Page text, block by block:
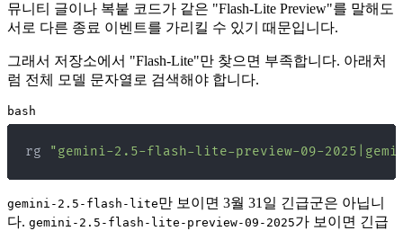
뮤니티 글이나 복붙 코드가 같은 "Flash-Lite Preview"를 말해도
서로 다른 종료 이벤트를 가리킬 수 있기 때문입니다.
그래서 저장소에서 "Flash-Lite"만 찾으면 부족합니다. 아래처
럼 전체 모델 문자열로 검색해야 합니다.
bash
rg "gemini-2.5-flash-lite-preview-09-
gemini-2.5-flash-lite만 보이면 3월 31일 긴급군은 아닙니
다. gemini-2.5-flash-lite-preview-09-2025가 보이면 긴급